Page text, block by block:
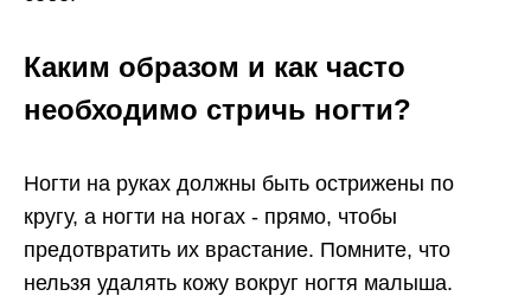
Каким образом и как часто
необходимо стричь ногти?
Ногти на руках должны быть острижены по
кругу, а ногти на ногах - прямо, чтобы
предотвратить их врастание. Помните, что
нельзя удалять кожу вокруг ногтя малыша.